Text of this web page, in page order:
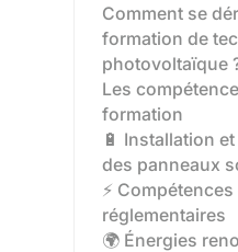
Comment se
formation de
photovoltaïque
Les
formation
🔋 Installation
des panneaux
⚡
réglementaires
🌍 Énergies